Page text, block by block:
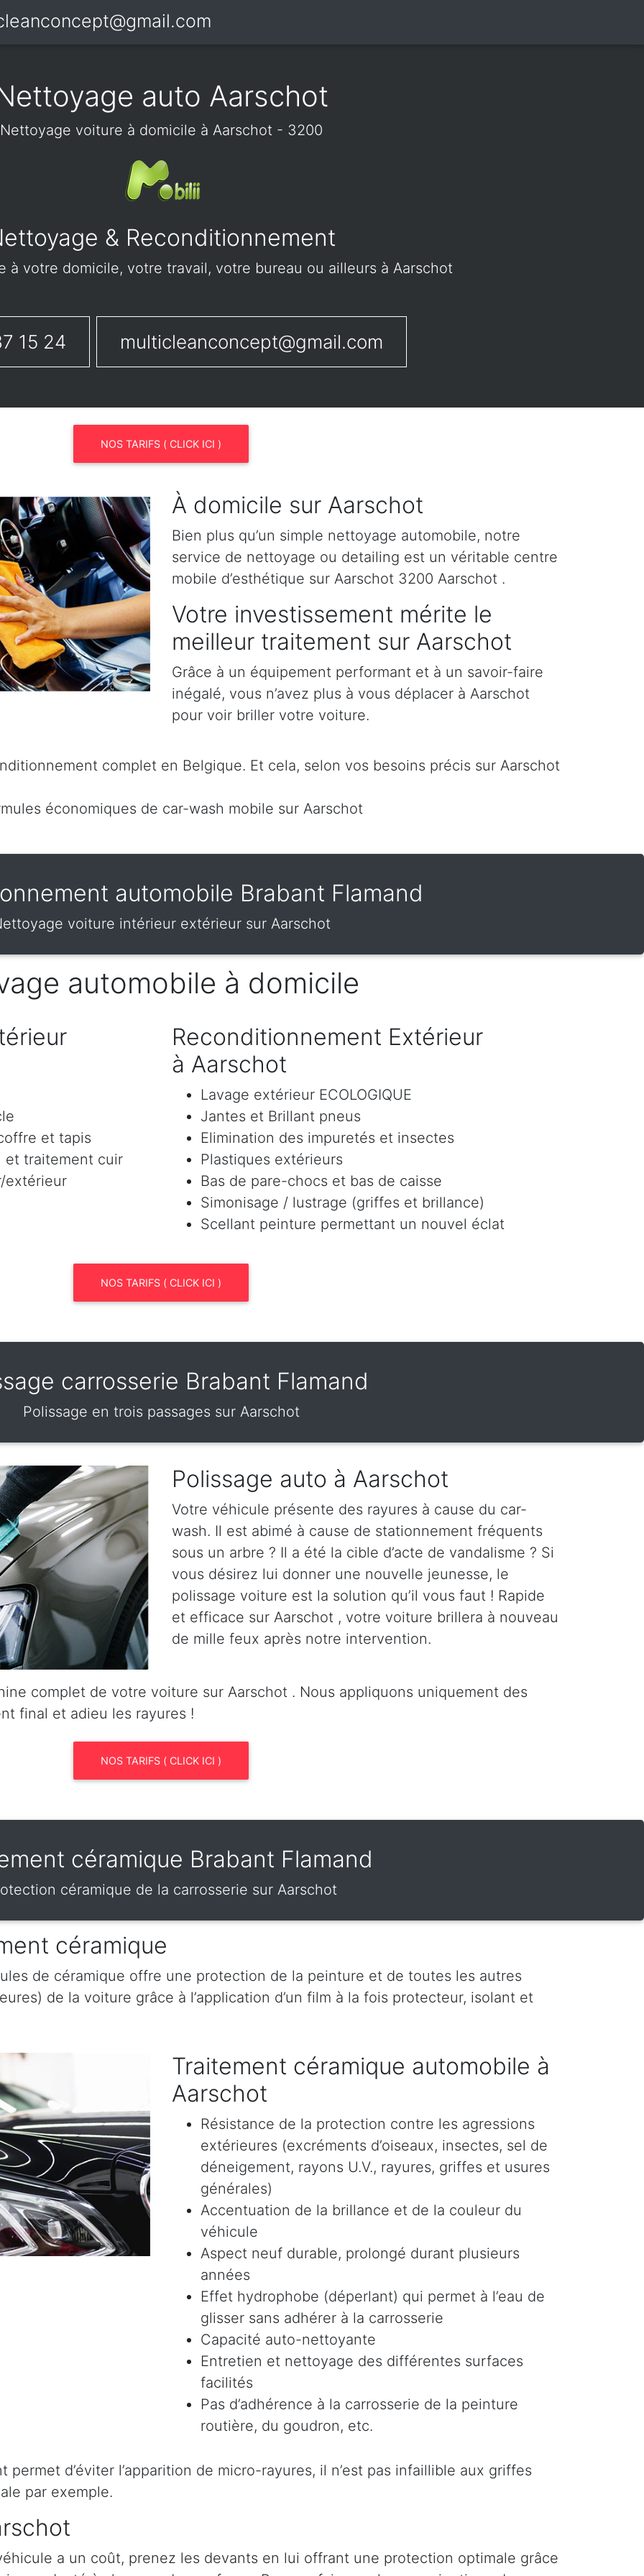
auto Aarschot
Nettoyage voiture à domicile à Aarschot - 3200
& Reconditionnement
à votre domicile, votre travail, votre bureau ou ailleurs à Aarschot
15 24 multicleanconcept@gmail.com
NOS TARIFS ( CLICK ICI )
À domicile sur Aarschot
Bien plus qu’un simple nettoyage automobile, notre
service de nettoyage ou detailing est un véritable centre
mobile d’esthétique sur Aarschot 3200 Aarschot .
Votre investissement mérite le
meilleur traitement sur Aarschot
Grâce à un équipement performant et à un savoir-faire
inégalé, vous n’avez plus à vous déplacer à Aarschot
pour voir briller votre voiture.
complet en Belgique. Et cela, selon vos besoins précis sur Aarschot
économiques de car-wash mobile sur Aarschot
automobile Brabant Flamand
voiture intérieur extérieur sur Aarschot
automobile à domicile
et tapis
et traitement cuir
extérieur
Reconditionnement Extérieur
à Aarschot
Lavage extérieur ECOLOGIQUE
Jantes et Brillant pneus
Elimination des impuretés et insectes
Plastiques extérieurs
Bas de pare-chocs et bas de caisse
Simonisage / lustrage (griffes et brillance)
Scellant peinture permettant un nouvel éclat
NOS TARIFS ( CLICK ICI )
carrosserie Brabant Flamand
Polissage en trois passages sur Aarschot
Polissage auto à Aarschot
Votre véhicule présente des rayures à cause du car-
wash. Il est abimé à cause de stationnement fréquents
sous un arbre ? Il a été la cible d’acte de vandalisme ? Si
vous désirez lui donner une nouvelle jeunesse, le
polissage voiture est la solution qu’il vous faut ! Rapide
et efficace sur Aarschot , votre voiture brillera à nouveau
de mille feux après notre intervention.
complet de votre voiture sur Aarschot . Nous appliquons uniquement des
final et adieu les rayures !
NOS TARIFS ( CLICK ICI )
céramique Brabant Flamand
céramique de la carrosserie sur Aarschot
céramique
de céramique offre une protection de la peinture et de toutes les autres
de la voiture grâce à l’application d’un film à la fois protecteur, isolant et
Traitement céramique automobile à
Aarschot
Résistance de la protection contre les agressions
extérieures (excréments d’oiseaux, insectes, sel de
déneigement, rayons U.V., rayures, griffes et usures
générales)
Accentuation de la brillance et de la couleur du
véhicule
Aspect neuf durable, prolongé durant plusieurs
années
Effet hydrophobe (déperlant) qui permet à l’eau de
glisser sans adhérer à la carrosserie
Capacité auto-nettoyante
Entretien et nettoyage des différentes surfaces
facilités
Pas d’adhérence à la carrosserie de la peinture
routière, du goudron, etc.
d’éviter l’apparition de micro-rayures, il n’est pas infaillible aux griffes
par exemple.
a un coût, prenez les devants en lui offrant une protection optimale grâce